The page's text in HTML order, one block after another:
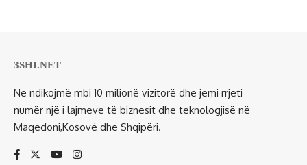
3SHI.NET
Ne ndikojmë mbi 10 milionë vizitorë dhe jemi rrjeti
numër një i lajmeve të biznesit dhe teknologjisë në
Maqedoni,Kosovë dhe Shqipëri.